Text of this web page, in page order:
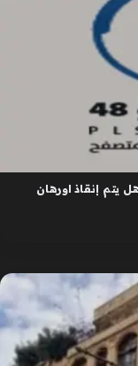
عرض مسلسل المؤسس اورهان الحلقة 24 هل يتم إنقاذ اورهان